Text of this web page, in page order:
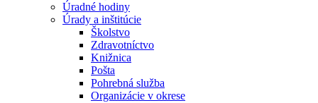
Úradné hodiny
Úrady a inštitúcie
Školstvo
Zdravotníctvo
Knižnica
Pošta
Pohrebná služba
Organizácie v okrese